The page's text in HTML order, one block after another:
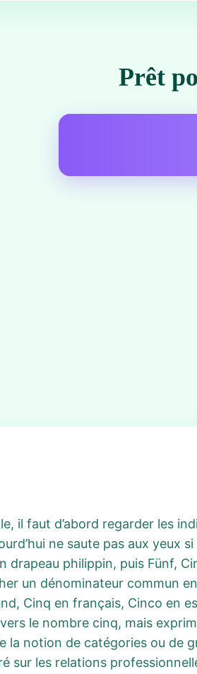
Prêt
il faut d’abord regarder les
ne saute pas aux yeux
drapeau philippin, puis Fünf,
un dénominateur commun
Cinq en français, Cinco en
le nombre cinq, mais
la notion de catégories ou de
sur les relations